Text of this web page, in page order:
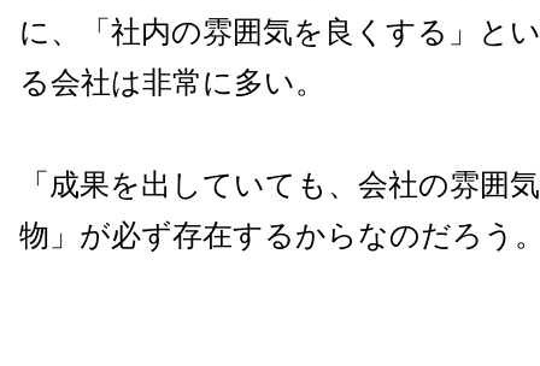
に、「社内の雰囲気を良くする」と
る会社は非常に多い。
「成果を出していても、会社の雰囲
物」が必ず存在するからなのだろう